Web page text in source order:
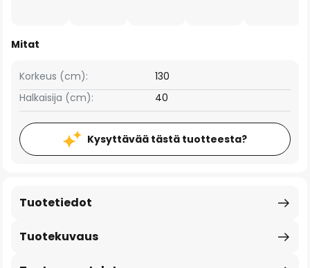
Mitat
Korkeus (cm):
130
Halkaisija (cm):
40
Kysyttävää tästä tuotteesta?
Tuotekuvaus
Tuotetiedot